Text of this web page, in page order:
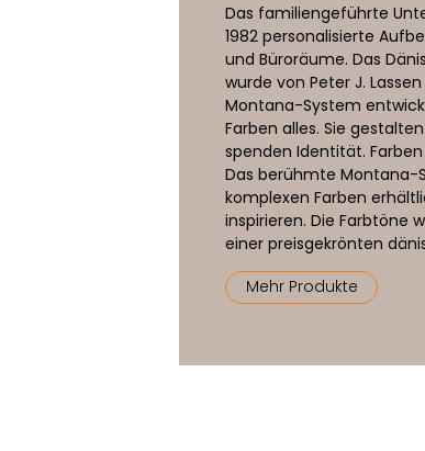
Das familiengeführte
1982 personalisierte
und Büroräume. Das
wurde von Peter J.
Montana-System
Farben alles. Sie
spenden Identität.
Das berühmte Montana-
komplexen Farben
inspirieren. Die Farbtöne
einer preisgekrönten
Mehr Produkte